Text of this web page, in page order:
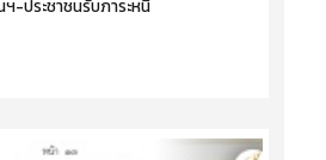
-ประชาชนรับภาระหนี้